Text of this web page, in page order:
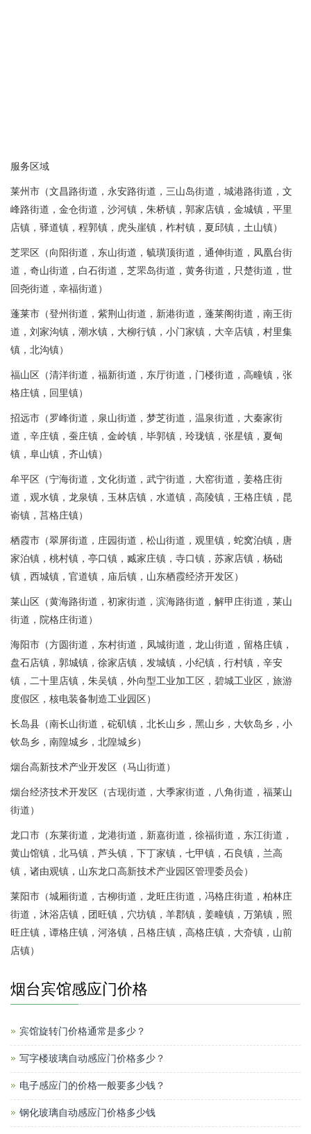
服务区域
莱州市（文昌路街道，永安路街道，三山岛街道，城港路街道，文
峰路街道，金仓街道，沙河镇，朱桥镇，郭家店镇，金城镇，平里
店镇，驿道镇，程郭镇，虎头崖镇，柞村镇，夏邱镇，土山镇）
芝罘区（向阳街道，东山街道，毓璜顶街道，通伸街道，凤凰台街
道，奇山街道，白石街道，芝罘岛街道，黄务街道，只楚街道，世
回尧街道，幸福街道）
蓬莱市（登州街道，紫荆山街道，新港街道，蓬莱阁街道，南王街
道，刘家沟镇，潮水镇，大柳行镇，小门家镇，大辛店镇，村里集
镇，北沟镇）
福山区（清洋街道，福新街道，东厅街道，门楼街道，高疃镇，张
格庄镇，回里镇）
招远市（罗峰街道，泉山街道，梦芝街道，温泉街道，大秦家街
道，辛庄镇，蚕庄镇，金岭镇，毕郭镇，玲珑镇，张星镇，夏甸
镇，阜山镇，齐山镇）
牟平区（宁海街道，文化街道，武宁街道，大窑街道，姜格庄街
道，观水镇，龙泉镇，玉林店镇，水道镇，高陵镇，王格庄镇，昆
嵛镇，莒格庄镇）
栖霞市（翠屏街道，庄园街道，松山街道，观里镇，蛇窝泊镇，唐
家泊镇，桃村镇，亭口镇，臧家庄镇，寺口镇，苏家店镇，杨础
镇，西城镇，官道镇，庙后镇，山东栖霞经济开发区）
莱山区（黄海路街道，初家街道，滨海路街道，解甲庄街道，莱山
街道，院格庄街道）
海阳市（方圆街道，东村街道，凤城街道，龙山街道，留格庄镇，
盘石店镇，郭城镇，徐家店镇，发城镇，小纪镇，行村镇，辛安
镇，二十里店镇，朱吴镇，外向型工业加工区，碧城工业区，旅游
度假区，核电装备制造工业园区）
长岛县（南长山街道，砣矶镇，北长山乡，黑山乡，大钦岛乡，小
钦岛乡，南隍城乡，北隍城乡）
烟台高新技术产业开发区（马山街道）
烟台经济技术开发区（古现街道，大季家街道，八角街道，福莱山
街道）
龙口市（东莱街道，龙港街道，新嘉街道，徐福街道，东江街道，
黄山馆镇，北马镇，芦头镇，下丁家镇，七甲镇，石良镇，兰高
镇，诸由观镇，山东龙口高新技术产业园区管理委员会）
莱阳市（城厢街道，古柳街道，龙旺庄街道，冯格庄街道，柏林庄
街道，沐浴店镇，团旺镇，穴坊镇，羊郡镇，姜疃镇，万第镇，照
旺庄镇，谭格庄镇，河洛镇，吕格庄镇，高格庄镇，大夼镇，山前
店镇）
烟台宾馆感应门价格
宾馆旋转门价格通常是多少？
写字楼玻璃自动感应门价格多少？
电子感应门的价格一般要多少钱？
钢化玻璃自动感应门价格多少钱